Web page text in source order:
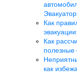
Как
Как
полезные
как